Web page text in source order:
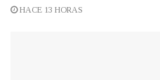
HACE 13 HORAS